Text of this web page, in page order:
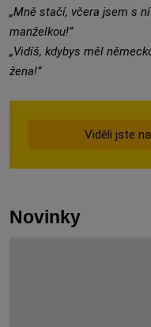
„Mně stačí, včera jsem s
manželkou!”
„Vidíš, kdybys měl
žena!”
Viděli jste
Novinky